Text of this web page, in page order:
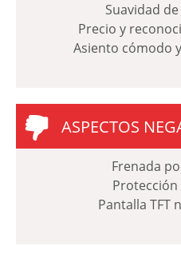
Suavidad
Precio y
Asiento cómodo
ASPECTOS
Frenada
Pantalla TFT